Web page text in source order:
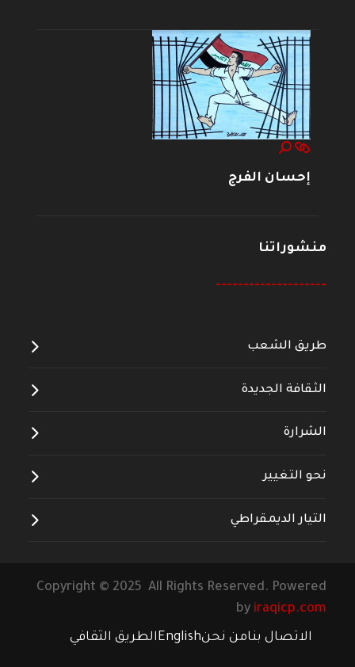
إحسان الفرج
منشوراتنا
--------------------
طريق الشعب
الثقافة الجديدة
الشرارة
نحو التغيير
التيار الديمقراطي
Copyright © 2025 All Rights Reserved. Powered
by iraqicp.com
الاتصال بنامن نحنEnglishالطريق الثقافي